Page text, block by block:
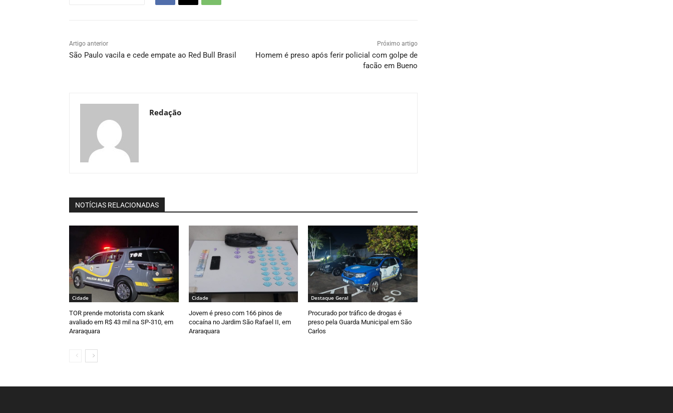
Artigo anterior
São Paulo vacila e cede empate ao Red Bull Brasil
Próximo artigo
Homem é preso após ferir policial com golpe de
facão em Bueno
Redação
NOTÍCIAS RELACIONADAS
Cidade
TOR prende motorista com skank
avaliado em R$ 43 mil na SP-310, em
Araraquara
Cidade
Jovem é preso com 166 pinos de
cocaína no Jardim São Rafael II, em
Araraquara
Destaque Geral
Procurado por tráfico de drogas é
preso pela Guarda Municipal em São
Carlos